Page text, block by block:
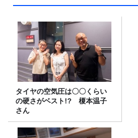
タイヤの空気圧は〇〇くらい
の硬さがベスト!? 榎本温子
さん